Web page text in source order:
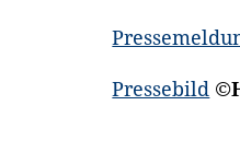
Pressebild